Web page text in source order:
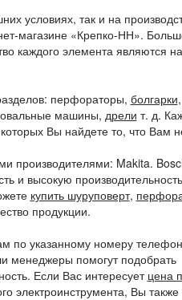
условиях, так и на
магазине «Крепко-НН».
каждого элемента являются
перфораторы, болгарки
машины, дрели т. д.
Вы найдете то, что Вам
производителями: Makita.
и высокую
купить шуруповерт,
продукции.
по указанному номеру
менеджеры помогут подобрать
Если Вас интересует цена
электроинструмента, Вы